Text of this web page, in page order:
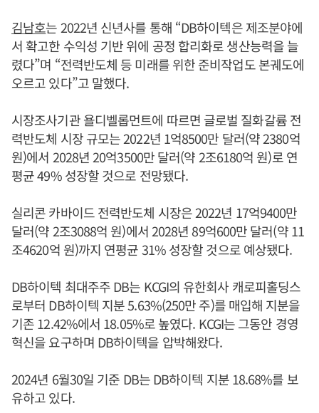
김남호는 2022년 신년사를 통해 “DB하이텍은 제조분야에
서 확고한 수익성 기반 위에 공정 합리화로 생산능력을 늘
렸다”며 “전력반도체 등 미래를 위한 준비작업도 본궤도에
오르고 있다”고 말했다.
시장조사기관 욜디벨롭먼트에 따르면 글로벌 질화갈륨 전
력반도체 시장 규모는 2022년 1억8500만 달러(약 2380억
원)에서 2028년 20억3500만 달러(약 2조6180억 원)로 연
평균 49% 성장할 것으로 전망됐다.
실리콘 카바이드 전력반도체 시장은 2022년 17억9400만
달러(약 2조3088억 원)에서 2028년 89억600만 달러(약 11
조4620억 원)까지 연평균 31% 성장할 것으로 예상됐다.
DB하이텍 최대주주 DB는 KCGI의 유한회사 캐로피홀딩스
로부터 DB하이텍 지분 5.63%(250만 주)를 매입해 지분을
기존 12.42%에서 18.05%로 높였다. KCGI는 그동안 경영
혁신을 요구하며 DB하이텍을 압박해왔다.
2024년 6월30일 기준 DB는 DB하이텍 지분 18.68%를 보
유하고 있다.